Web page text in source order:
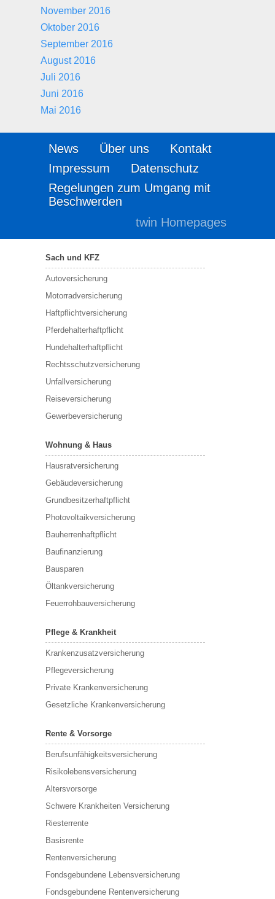
November 2016
Oktober 2016
September 2016
August 2016
Juli 2016
Juni 2016
Mai 2016
News Über uns
Kontakt
Impressum
Datenschutz
Regelungen zum Umgang mit
Beschwerden
twin Homepages
Sach und KFZ
Autoversicherung
Motorradversicherung
Haftpflichtversicherung
Pferdehalterhaftpflicht
Hundehalterhaftpflicht
Rechtsschutzversicherung
Unfallversicherung
Reiseversicherung
Gewerbeversicherung
Wohnung & Haus
Hausratversicherung
Gebäudeversicherung
Grundbesitzerhaftpflicht
Photovoltaikversicherung
Bauherrenhaftpflicht
Baufinanzierung
Bausparen
Öltankversicherung
Feuerrohbauversicherung
Pflege & Krankheit
Krankenzusatzversicherung
Pflegeversicherung
Private Krankenversicherung
Gesetzliche Krankenversicherung
Rente & Vorsorge
Berufs­unfähigkeitsversicherung
Risikolebensversicherung
Altersvorsorge
Schwere Krankheiten Versicherung
Riesterrente
Basisrente
Rentenversicherung
Fondsgebundene Lebensversicherung
Fondsgebundene Rentenversicherung